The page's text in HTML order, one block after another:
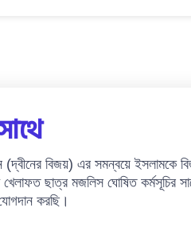
(দ্বীনের বিজয়) এর সমন্বয়ে ইসলামকে
ছাত্র মজলিস ঘোষিত কর্মসূচির
করছি।